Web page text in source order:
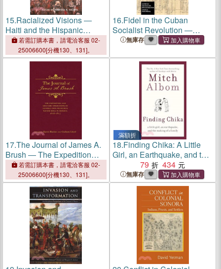
15.Racialized Visions ―
Haiti and the Hispanic
Caribbean
若需訂購本書，請電洽客服 02-
25006600[分機130、131]。
16.Fidel in the Cuban
Socialist Revolution ―
Understanding the Cuban
無庫存
17.The Journal of James A.
Brush ― The Expedition
and Military Operations of
General Don Francisco
Xavier Mina in Mexico, 1816
若需訂購本書，請電洽客服 02-
25006600[分機130、131]。
滿額折
18.Finding Chika: A Little
Girl, an Earthquake, and the
Making of a Family
79 434
無庫存